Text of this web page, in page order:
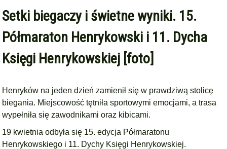
Setki biegaczy i świetne wyniki. 15.
Półmaraton Henrykowski i 11. Dycha
Księgi Henrykowskiej [foto]
Henryków na jeden dzień zamienił się w prawdziwą stolicę
biegania. Miejscowość tętniła sportowymi emocjami, a trasa
wypełniła się zawodnikami oraz kibicami.
19 kwietnia odbyła się 15. edycja Półmaratonu
Henrykowskiego i 11. Dychy Księgi Henrykowskiej.